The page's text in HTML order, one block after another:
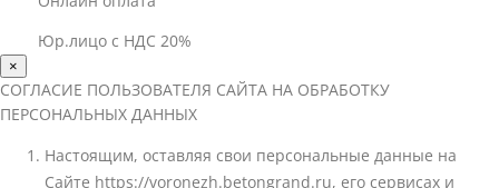
Юр.лицо с НДС 20%
×
СОГЛАСИЕ ПОЛЬЗОВАТЕЛЯ САЙТА НА ОБРАБОТКУ
ПЕРСОНАЛЬНЫХ ДАННЫХ
Настоящим, оставляя свои персональные данные на
Сайте https://voronezh.betongrand.ru, его сервисах и